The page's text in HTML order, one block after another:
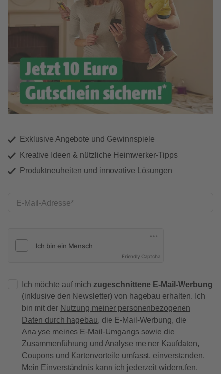
Exklusive Angebote und Gewinnspiele
Kreative Ideen & nützliche Heimwerker-Tipps
Produktneuheiten und innovative Lösungen
E-Mail-Adresse
Friendly Captcha
Ich möchte auf mich zugeschnittene E-Mail-Werbung
(inklusive den Newsletter) von hagebau erhalten. Ich
bin mit der Nutzung meiner personenbezogenen
Daten durch hagebau, die E-Mail-Werbung, die
Analyse meines E-Mail-Umgangs sowie die
Zusammenführung und Analyse meiner Kaufdaten,
Coupons und Kartenvorteile umfasst, einverstanden.
Mein Einverständnis kann ich jederzeit widerrufen.